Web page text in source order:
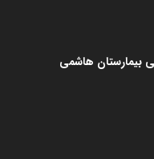
بیمارستان هاشمی